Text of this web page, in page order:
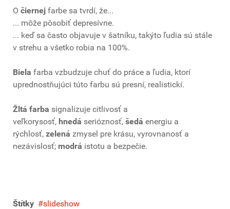
O čiernej farbe sa tvrdí, že...
... môže pôsobiť depresívne.
... keď sa často objavuje v šatníku, takýto ľudia sú stále
v strehu a všetko robia na 100%.
Biela farba vzbudzuje chuť do práce a ľudia, ktorí
uprednostňujúci túto farbu sú presní, realistickí.
Žltá farba signalizuje citlivosť a
veľkorysosť, hnedá serióznosť, šedá energiu a
rýchlosť, zelená zmysel pre krásu, vyrovnanosť a
nezávislosť; modrá istotu a bezpečie.
Štítky slideshow